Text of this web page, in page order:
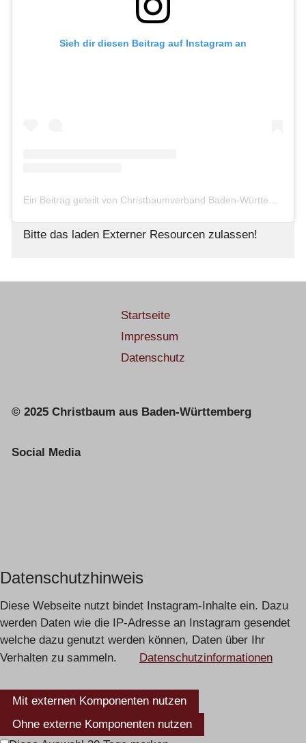
Sieh dir diesen Beitrag auf Instagram an
Ein Beitrag geteilt von Christbaumverband Baden-Württemberg e. V. (@christbaum.bw)
Bitte das laden Externer Resourcen zulassen!
Startseite
Impressum
Datenschutz
© 2025 Christbaum aus Baden-Württemberg
Social Media
Datenschutzhinweis
Diese Webseite nutzt bindet Instagram-Inhalte ein. Dazu
werden Daten wie die IP-Adresse an Instagram gesendet
welche dazu genutzt werden können, Daten über Ihr
Verhalten zu sammeln.
Datenschutzinformationen
Mit externen Komponenten nutzen
Ohne externe Komponenten nutzen